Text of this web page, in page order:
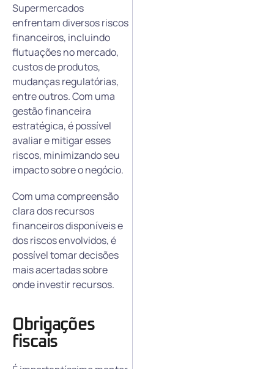
Supermercados
enfrentam diversos riscos
financeiros, incluindo
flutuações no mercado,
custos de produtos,
mudanças regulatórias,
entre outros. Com uma
gestão financeira
estratégica, é possível
avaliar e mitigar esses
riscos, minimizando seu
impacto sobre o negócio.
Com uma compreensão
clara dos recursos
financeiros disponíveis e
dos riscos envolvidos, é
possível tomar decisões
mais acertadas sobre
onde investir recursos.
Obrigações
fiscais